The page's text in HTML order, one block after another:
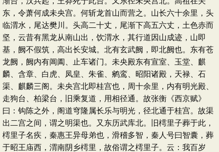
东，令萧何成未央宫。何斩龙首山而营之。山长六十余里，头
临渭水，尾达樊川。头高二十丈，尾渐下高五六丈，土色赤而
坚，云昔有黑龙从南山出，饮渭水，其行道因山成迹，山即
基，阙不假筑，高出长安城。北有玄武阙，即北阙也。东有苍
龙阙，阙内有阊阖、止车诸门。未央殿东有宣室、玉堂、麒
麟、含章、白虎、凤皇、朱雀、鹓鸾、昭阳诸殿，天禄、石
渠、麒麟三阁。未央宫北即桂宫也，周十余里，内有明光殿、
走狗台、柏梁台，旧乘复道，用相径通。故张衡《西京赋》
曰：钩陈之外，阁道穹隆属长乐与明光，径北通于桂宫。故渠
出二宫之间，谓之明渠也。又东历武库北。旧樗里子葬于此，
樗里子名疾，秦惠王异母弟也，滑稽多智，秦人号曰智囊，葬
于昭王庙西，渭南阴乡樗里，故俗谓之樗里子。云：我百岁